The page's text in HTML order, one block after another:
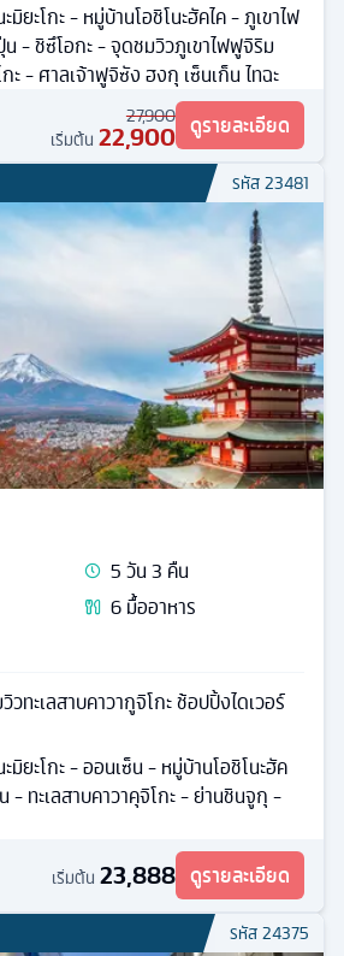
มิยะโกะ - หมู่บ้านโอชิโนะฮัคไค - ภูเขาไฟ
- ชิซึโอกะ - จุดชมวิวภูเขาไฟฟูจิริม
ะ - ศาลเจ้าฟูจิซัง ฮงกุ เซ็นเก็น ไทฉะ
27,900
เริ่มต้น 22,900 ดูรายละเอียด
รหัส23481
5วัน3 คืน
6มื้ออาหาร
ทะเลสาบคาวากูจิโกะ ช้อปปิ้งไดเวอร์
มิยะโกะ - ออนเซ็น - หมู่บ้านโอชิโนะฮัค
ทะเลสาบคาวาคุจิโกะ - ย่านชินจูกุ -
เริ่มต้น 23,888 ดูรายละเอียด
รหัส24375